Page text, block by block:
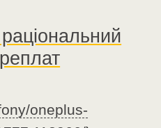
oneplus-